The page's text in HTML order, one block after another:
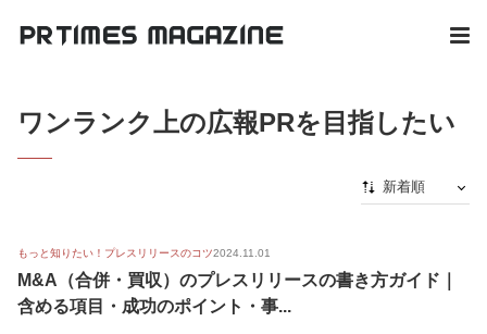
ワンランク上の広報PRを目指したい
新着順
人気順
もっと知りたい！プレスリリースのコツ2024.11.01
M&A（合併・買収）のプレスリリースの書き方ガイド｜
含める項目・成功のポイント・事...